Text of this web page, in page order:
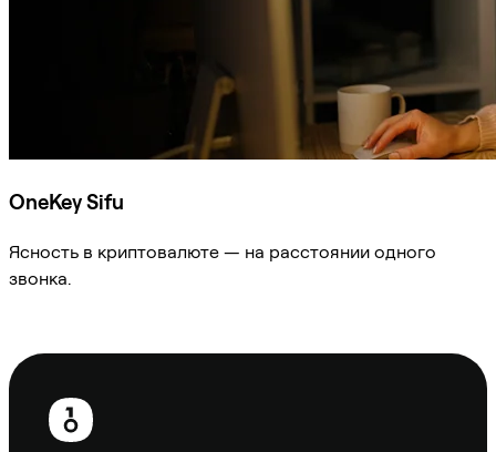
OneKey Sifu
Ясность в криптовалюте — на расстоянии одного
звонка.
Нижний
колонтитул